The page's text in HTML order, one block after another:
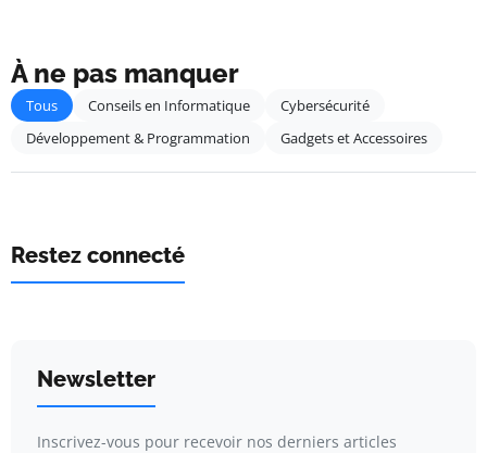
À ne pas manquer
Tous Conseils en Informatique
Cybersécurité
Développement & Programmation
Gadgets et Accessoires
Restez connecté
Newsletter
Inscrivez-vous pour recevoir nos derniers articles